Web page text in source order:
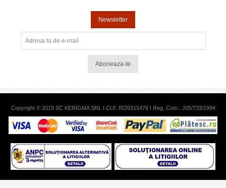
Newsletter
Aboneaza-te
Copyright © 2015 SC KERIGMA SRL I CUI: RO5315476 I Reg. Com.: J05/733/1994